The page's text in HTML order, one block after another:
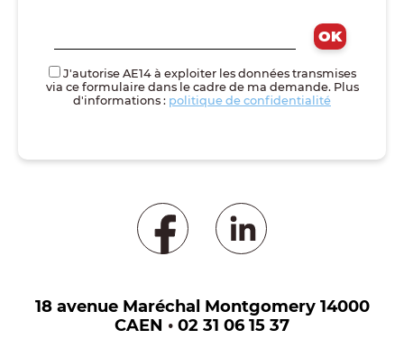
J'autorise AE14 à exploiter les données transmises
via ce formulaire dans le cadre de ma demande. Plus
d'informations : politique de confidentialité
18 avenue Maréchal Montgomery 14000
CAEN • 02 31 06 15 37